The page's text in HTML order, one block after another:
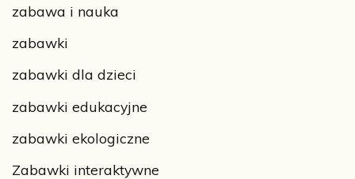
zabawa i nauka
zabawki
zabawki dla dzieci
zabawki edukacyjne
zabawki ekologiczne
Zabawki interaktywne